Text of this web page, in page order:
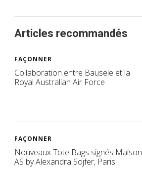
Articles recommandés
FAÇONNER
Collaboration entre Bausele et la
Royal Australian Air Force
FAÇONNER
Nouveaux Tote Bags signés Maison
AS by Alexandra Sojfer, Paris